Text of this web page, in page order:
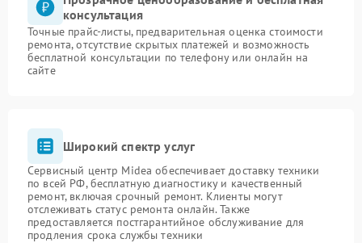
консультация
Точные прайс-листы, предварительная оценка стоимости
ремонта, отсутствие скрытых платежей и возможность
бесплатной консультации по телефону или онлайн на
сайте
Широкий спектр услуг
Сервисный центр Midea обеспечивает доставку техники
по всей РФ, бесплатную диагностику и качественный
ремонт, включая срочный ремонт. Клиенты могут
отслеживать статус ремонта онлайн. Также
предоставляется постгарантийное обслуживание для
продления срока службы техники